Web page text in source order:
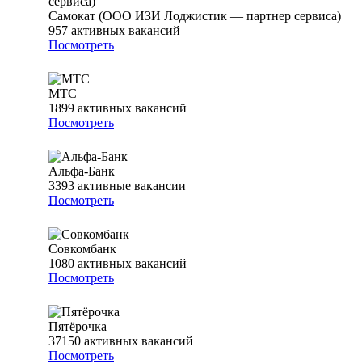
Самокат (ООО ИЗИ Лоджистик — партнер сервиса)
957 активных вакансий
Посмотреть
МТС
1899 активных вакансий
Посмотреть
Альфа-Банк
3393 активные вакансии
Посмотреть
Совкомбанк
1080 активных вакансий
Посмотреть
Пятёрочка
37150 активных вакансий
Посмотреть